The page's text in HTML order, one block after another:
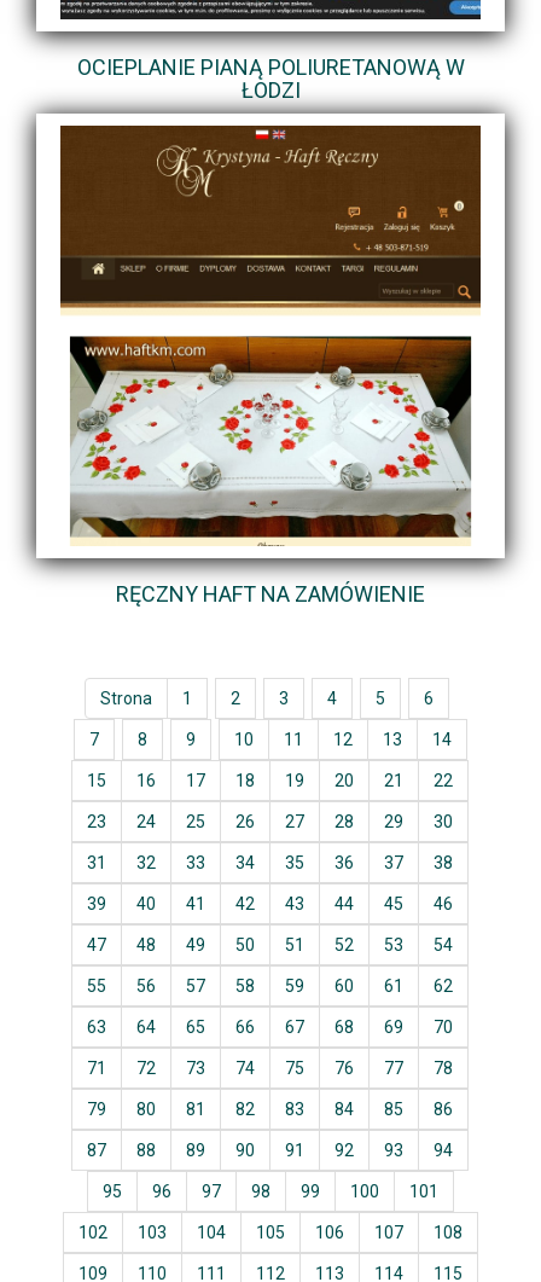
OCIEPLANIE PIANĄ POLIURETANOWĄ W
ŁODZI
RĘCZNY HAFT NA ZAMÓWIENIE
Strona 1 2 3 4 5 6
7 8 9 10 11 12 13 14
15 16 17 18 19 20 21 22
23 24 25 26 27 28 29 30
31 32 33 34 35 36 37 38
39 40 41 42 43 44 45 46
47 48 49 50 51 52 53 54
55 56 57 58 59 60 61 62
63 64 65 66 67 68 69 70
71 72 73 74 75 76 77 78
79 80 81 82 83 84 85 86
87 88 89 90 91 92 93 94
95 96 97 98 99 100 101
102 103 104 105 106 107 108
109 110 111 112 113 114 115